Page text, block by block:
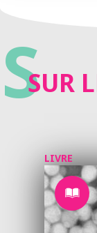
SSUR
LIVRE